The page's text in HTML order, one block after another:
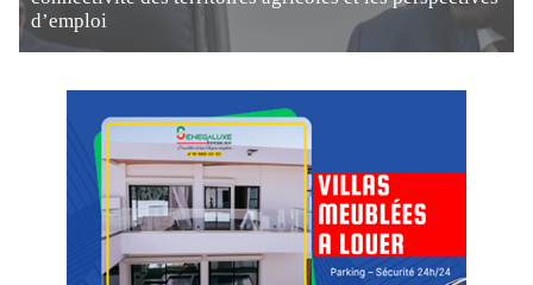
d’emploi